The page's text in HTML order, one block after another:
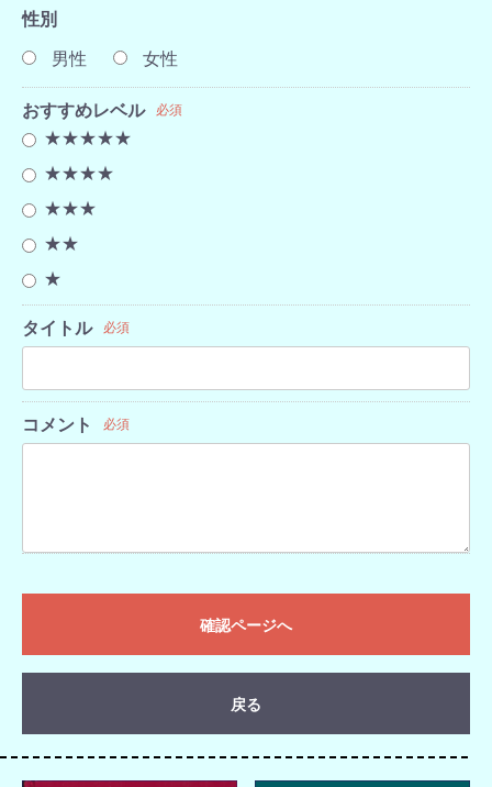
性別
男性
女性
おすすめレベル 必須
★★★★★
★★★★
★★★
★★
★
タイトル 必須
コメント 必須
確認ページへ
戻る